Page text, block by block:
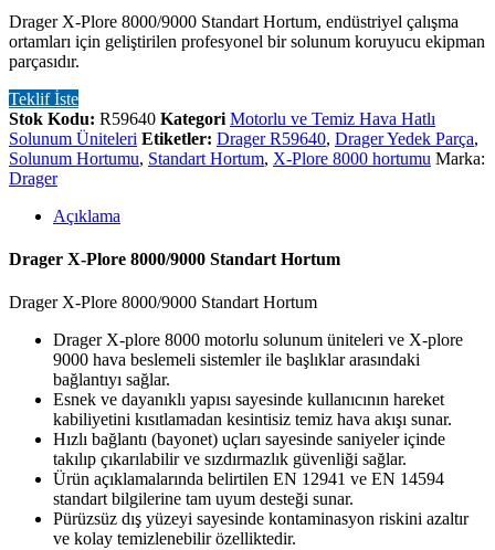
Drager X-Plore 8000/9000 Standart Hortum, endüstriyel çalışma
ortamları için geliştirilen profesyonel bir solunum koruyucu ekipman
parçasıdır.
Teklif İste
Stok Kodu: R59640 Kategori Motorlu ve Temiz Hava Hatlı
Solunum Üniteleri Etiketler: Drager R59640, Drager Yedek Parça,
Solunum Hortumu, Standart Hortum, X-Plore 8000 hortumu Marka:
Drager
Açıklama
Drager X-Plore 8000/9000 Standart Hortum
Drager X-Plore 8000/9000 Standart Hortum
Drager X-plore 8000 motorlu solunum üniteleri ve X-plore
9000 hava beslemeli sistemler ile başlıklar arasındaki
bağlantıyı sağlar.
Esnek ve dayanıklı yapısı sayesinde kullanıcının hareket
kabiliyetini kısıtlamadan kesintisiz temiz hava akışı sunar.
Hızlı bağlantı (bayonet) uçları sayesinde saniyeler içinde
takılıp çıkarılabilir ve sızdırmazlık güvenliği sağlar.
Ürün açıklamalarında belirtilen EN 12941 ve EN 14594
standart bilgilerine tam uyum desteği sunar.
Pürüzsüz dış yüzeyi sayesinde kontaminasyon riskini azaltır
ve kolay temizlenebilir özelliktedir.